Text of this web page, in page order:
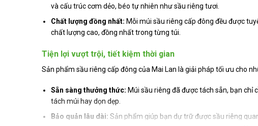
và cấu trúc cơm dẻo, béo tự nhiên như sầu riêng tươi.
Chất lượng đồng nhất: Mỗi múi sầu riêng cấp đông đều được
chất lượng cao, đồng nhất trong từng túi.
Tiện lợi vượt trội, tiết kiệm thời gian
Sản phẩm sầu riêng cấp đông của Mai Lan là giải pháp tối ưu cho
Sẵn sàng thưởng thức: Múi sầu riêng đã được tách sẵn, bạn chỉ
tách múi hay dọn dẹp.
Bảo quản lâu dài: Sản phẩm giúp bạn dự trữ được sầu riêng